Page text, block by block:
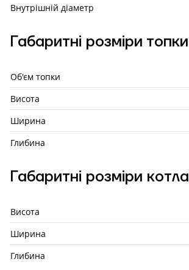
Внутрішній діаметр
Габаритні розміри топки
Об'єм топки
Висота
Ширина
Глибина
Габаритні розміри котла
Висота
Ширина
Глибина